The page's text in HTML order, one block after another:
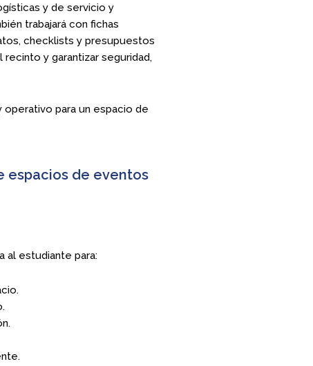
y de servicio y
trabajará con fichas
checklists y presupuestos
y garantizar seguridad,
operativo para un espacio de
espacios de eventos
al estudiante para: